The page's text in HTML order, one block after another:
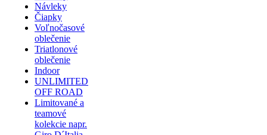
Návleky
Čiapky
Voľnočasové
oblečenie
Triatlonové
oblečenie
Indoor
UNLIMITED
OFF ROAD
Limitované a
teamové
kolekcie napr.